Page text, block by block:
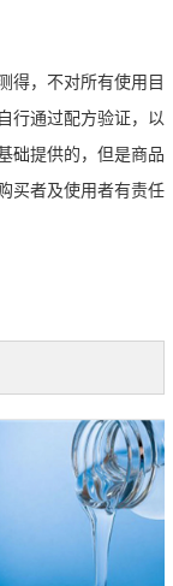
得，不对所有使用目
行通过配方验证，以
础提供的，但是商品
买者及使用者有责任
用性。